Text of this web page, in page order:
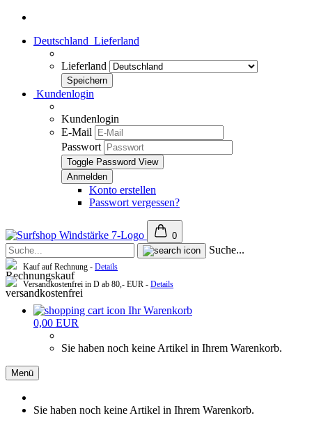
Deutschland Lieferland
Lieferland
Kundenlogin
Kundenlogin
E-Mail
Passwort
Toggle Password View
Konto erstellen
Passwort vergessen?
0
Suche...
Kauf auf Rechnung - Details
Versandkostenfrei in D ab 80,- EUR - Details
Ihr Warenkorb
0,00 EUR
Sie haben noch keine Artikel in Ihrem Warenkorb.
Menü
Sie haben noch keine Artikel in Ihrem Warenkorb.